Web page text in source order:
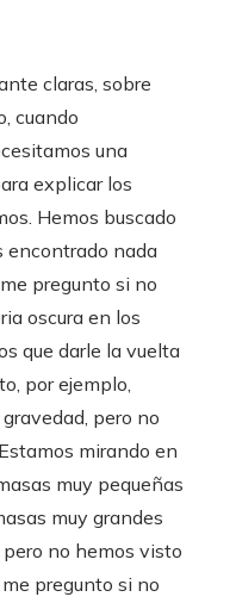
claras, sobre
cuando
una
explicar los
Hemos buscado
encontrado nada
pregunto si no
oscura en los
que darle la vuelta
por ejemplo,
pero no
mirando en
muy pequeñas
muy grandes
no hemos visto
pregunto si no